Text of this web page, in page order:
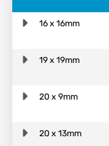
16 x 16mm
19 x 19mm
20 x 9mm
20 x 13mm